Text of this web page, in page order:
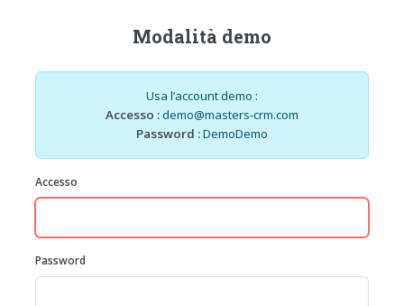
Modalità demo
Usa l’account demo :
Accesso :demo@masters-crm.com
Password :DemoDemo
Accesso
Password